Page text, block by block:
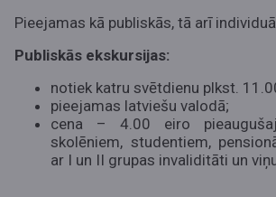
Pieejamas kā publiskās, tā arī
Publiskās ekskursijas:
notiek katru svētdienu plkst.
pieejamas latviešu valodā;
cena – 4.00 eiro
skolēniem, studentiem,
ar I un II grupas invaliditāti un